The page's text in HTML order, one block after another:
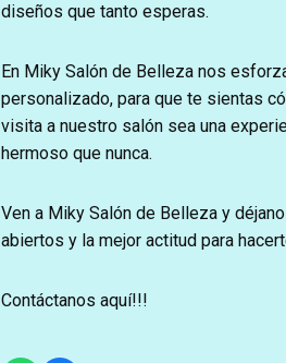
diseños que tanto esperas.
En Miky Salón de Belleza nos
personalizado, para que te sientas
visita a nuestro salón sea una
hermoso que nunca.
Ven a Miky Salón de Belleza y
abiertos y la mejor actitud para
Contáctanos aquí!!!